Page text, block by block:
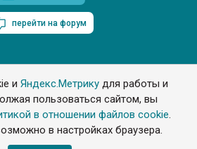
иЯндекс.Метрику для работы и
пользоваться сайтом, вы
в отношении файлов cookie.
в настройках браузера.
перейти на форум
© 2006. Все права защищены
материалов сайта с обязательной
на www.e-plastic.ru
сайта